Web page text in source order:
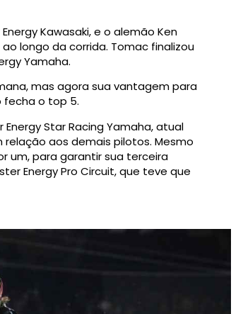
Kawasaki, e o alemão Ken
longo da corrida. Tomac finalizou
Yamaha.
mas agora sua vantagem para
fecha o top 5.
Star Racing Yamaha, atual
aos demais pilotos. Mesmo
um, para garantir sua terceira
Energy Pro Circuit, que teve que